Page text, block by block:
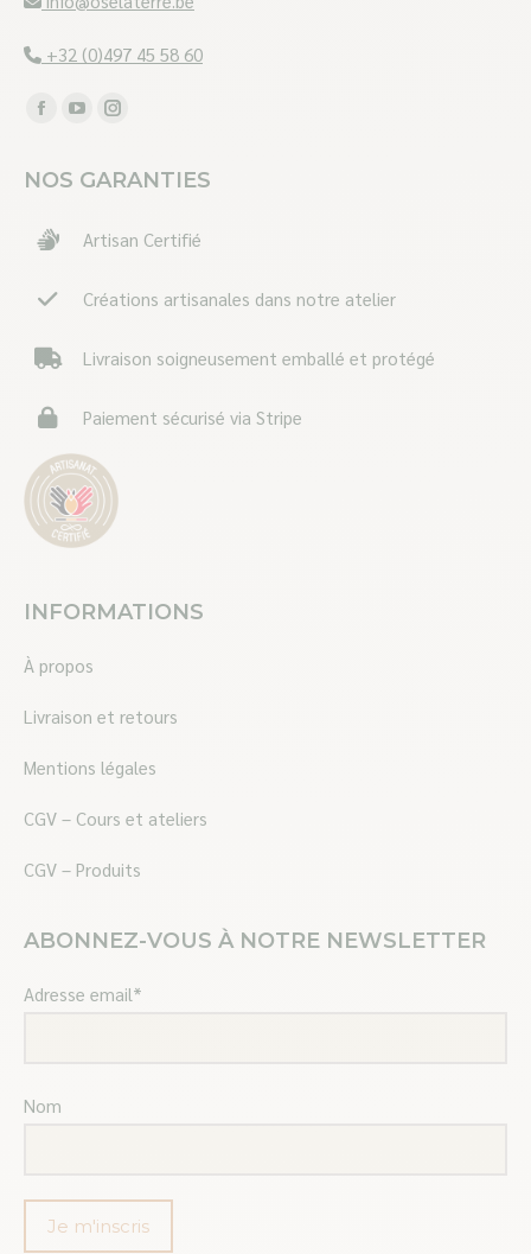
+32 (0)497 45 58 60
Trouvez nous sur :
Facebook
opens
new
YouTube
opens
new
Instagram
opens
new
NOS GARANTIES
Artisan Certifié
Créations artisanales dans notre atelier
Livraison soigneusement emballé et protégé
Paiement sécurisé via Stripe
INFORMATIONS
À propos
Livraison et retours
Mentions légales
CGV – Cours et ateliers
CGV – Produits
ABONNEZ-VOUS À NOTRE NEWSLETTER
Adresse email*
Nom